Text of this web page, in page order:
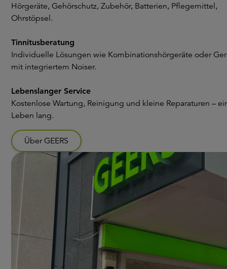
Hörgeräte, Gehörschutz, Zubehör, Batterien, Pflegemittel,
Ohrstöpsel.
Tinnitusberatung
Individuelle Lösungen wie Kombinationshörgeräte oder
mit integriertem Noiser.
Lebenslanger Service
Kostenlose Wartung, Reinigung und kleine Reparaturen –
Leben lang.
Über GEERS